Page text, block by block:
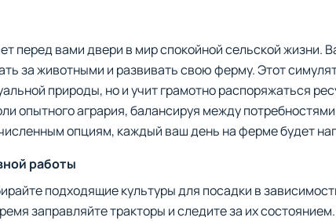
перед вами двери в мир спокойной сельской жизни.
за животными и развивать свою ферму. Этот
природы, но и учит грамотно распоряжаться
опытного агрария, балансируя между
опциям, каждый ваш день на ферме будет
работы
подходящие культуры для посадки в
заправляйте тракторы и следите за их состоянием.